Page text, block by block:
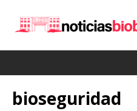
bioseguridad